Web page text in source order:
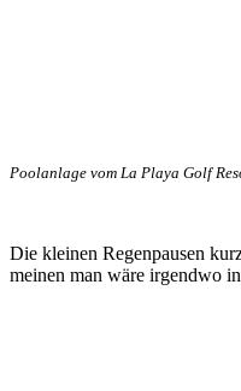
Poolanlage vom La Playa Golf
Die kleinen Regenpausen
meinen man wäre irgendwo